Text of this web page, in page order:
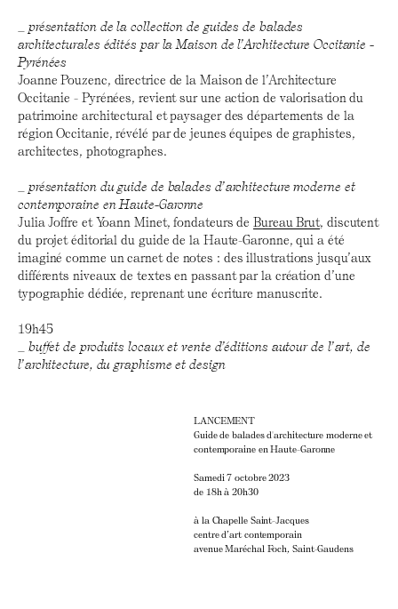
présentation de la collection de guides de balades
architecturales édités par la Maison de l’Architecture Occitanie -
Pyrénées
Joanne Pouzenc, directrice de la Maison de l’Architecture
Occitanie - Pyrénées, revient sur une action de valorisation du
patrimoine architectural et paysager des départements de la
région Occitanie, révélé par de jeunes équipes de graphistes,
architectes, photographes.
présentation du guide de balades d’architecture moderne et
contemporaine en Haute-Garonne
Julia Joffre et Yoann Minet, fondateurs deBureau Brut, discutent
du projet éditorial du guide de la Haute-Garonne, qui a été
imaginé comme un carnet de notes : des illustrations jusqu’aux
différents niveaux de textes en passant par la création d’une
typographie dédiée, reprenant une écriture manuscrite.
19h45
buffet de produits locaux et vente d’éditions autour de l’art, de
l’architecture, du graphisme et design
LANCEMENT
Guide de balades d'architecture moderne et
contemporaine en Haute-Garonne
Samedi 7 octobre 2023
de 18h à 20h30
à la Chapelle Saint-Jacques
centre d’art contemporain
avenue Maréchal Foch, Saint-Gaudens